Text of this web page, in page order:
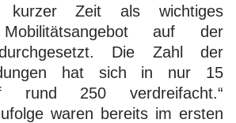
Zeit als wichtiges
Mobilitätsangebot auf der
Die Zahl der
hat sich in nur 15
rund 250 verdreifacht.“
waren bereits im ersten